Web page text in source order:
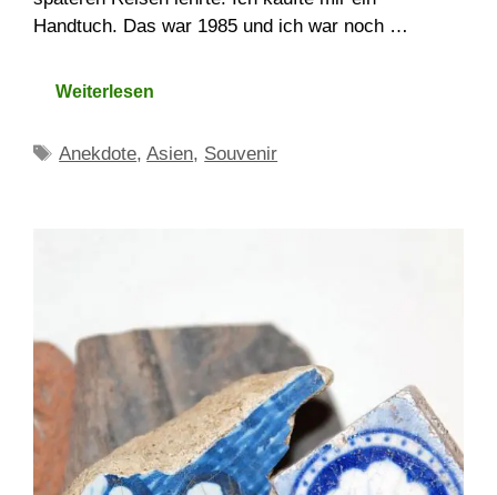
Handtuch. Das war 1985 und ich war noch …
Weiterlesen
Schlagwörter
Anekdote,Asien, Souvenir